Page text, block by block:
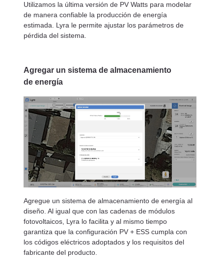
Utilizamos la última versión de PV Watts para modelar
de manera confiable la producción de energía
estimada. Lyra le permite ajustar los parámetros de
pérdida del sistema.
Agregar un sistema de almacenamiento
de energía
Agregue un sistema de almacenamiento de energía al
diseño. Al igual que con las cadenas de módulos
fotovoltaicos, Lyra lo facilita y al mismo tiempo
garantiza que la configuración PV + ESS cumpla con
los códigos eléctricos adoptados y los requisitos del
fabricante del producto.